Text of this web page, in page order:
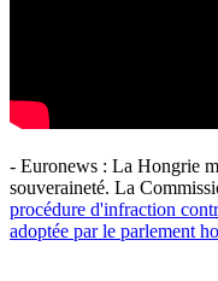
- Euronews : La Hongrie
souveraineté. La
procédure d'infraction
adoptée par le parlement